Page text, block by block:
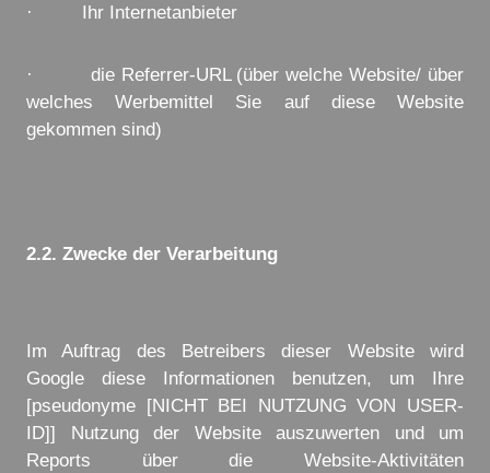
· Ihr Internetanbieter
· die Referrer-URL (über welche Website/ über
welches Werbemittel Sie auf diese Website
gekommen sind)
2.2. Zwecke der Verarbeitung
Im Auftrag des Betreibers dieser Website wird
Google diese Informationen benutzen, um Ihre
[pseudonyme [NICHT BEI NUTZUNG VON USER-
ID]] Nutzung der Website auszuwerten und um
Reports über die Website-Aktivitäten